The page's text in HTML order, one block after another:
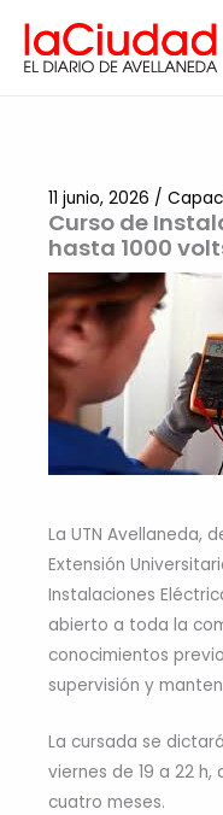
contenido
Curso de
hasta 1000
11 junio, 2026 /
La UTN Avellaneda,
Extensión
Instalaciones
abierto a toda la
conocimientos
supervisión y
La cursada se
viernes de 19 a 22 h,
cuatro meses.